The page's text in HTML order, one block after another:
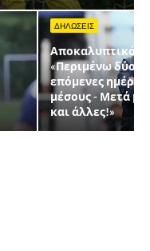
ΔΗΛΩΣΕΙΣ
Αποκαλυπτικός
«Περιμένω δύο
επόμενες
μέσους - Μετά
και άλλες!»